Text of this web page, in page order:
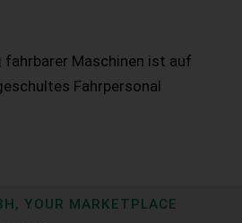
fahrbarer Maschinen ist auf
Fahrpersonal
YOUR MARKETPLACE